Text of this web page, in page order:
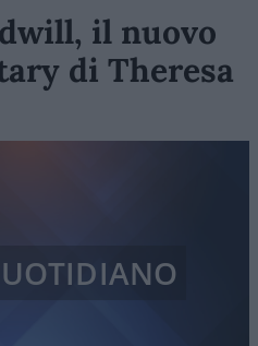
il nuovo
di Theresa